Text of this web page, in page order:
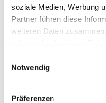
soziale Medien, Werbung
Partner führen diese
weiteren Daten
Notwendig
Präferenzen